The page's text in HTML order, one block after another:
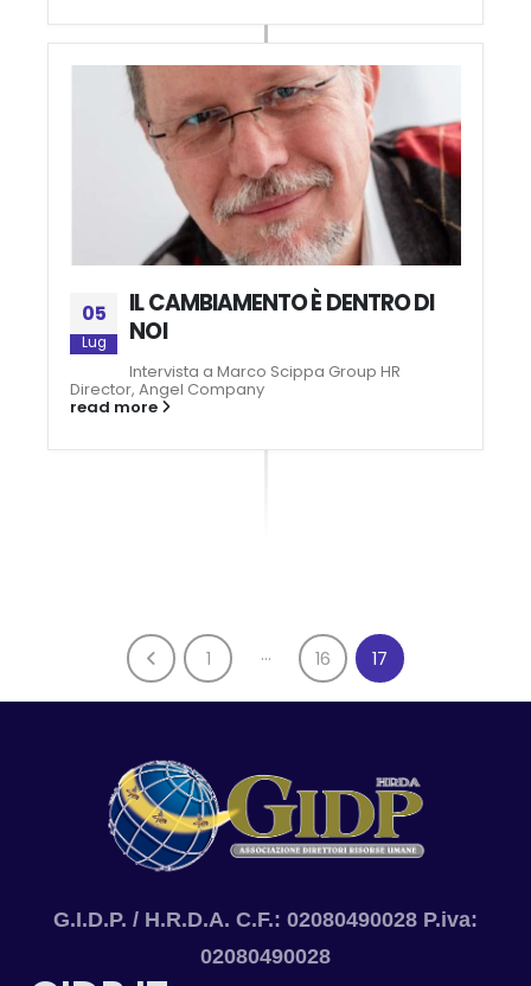
05
Lug
IL CAMBIAMENTO È DENTRO DI
NOI
Intervista a Marco Scippa Group HR
Director, Angel Company
read more
1 … 16 17
G.I.D.P. / H.R.D.A. C.F.: 02080490028 P.iva:
02080490028